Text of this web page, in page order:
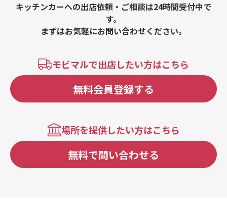
キッチンカーへの出店依頼・ご相談は24時間受付中で
す。
まずはお気軽にお問い合わせください。
モビマルで出店したい方はこちら
無料会員登録する
場所を提供したい方はこちら
無料で問い合わせる